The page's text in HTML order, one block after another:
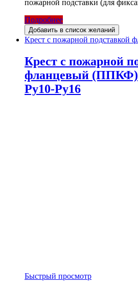
пожарной подставки (для
Подробнее
Добавить в список желаний
Крест с пожарной
Крест с пожарной
фланцевый (ППКФ)
Ру10-Ру16
Быстрый просмотр